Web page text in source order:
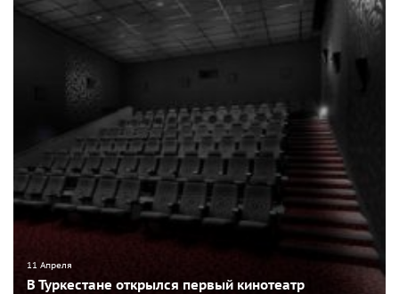
11 Апреля
В Туркестане открылся первый кинотеатр